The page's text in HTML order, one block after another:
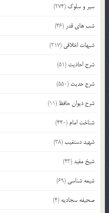
سیر و سلوک (274)
شب های قدر (46)
شبهات اخلاقی (217)
شرح احادیث (51)
شرح حدیث (550)
شرح دیوان حافظ (11)
شناخت امام (440)
شهید دستغیب(38)
شیخ مفید(42)
شیعه شناسی (69)
صحیفه سجادیه (4)